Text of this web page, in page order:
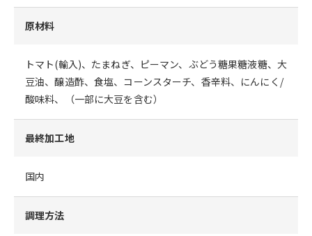
原材料
トマト(輸入)、たまねぎ、ピーマン、ぶどう糖果糖液糖、大
豆油、醸造酢、食塩、コーンスターチ、香辛料、にんにく/
酸味料、（一部に大豆を含む）
最終加工地
国内
調理方法